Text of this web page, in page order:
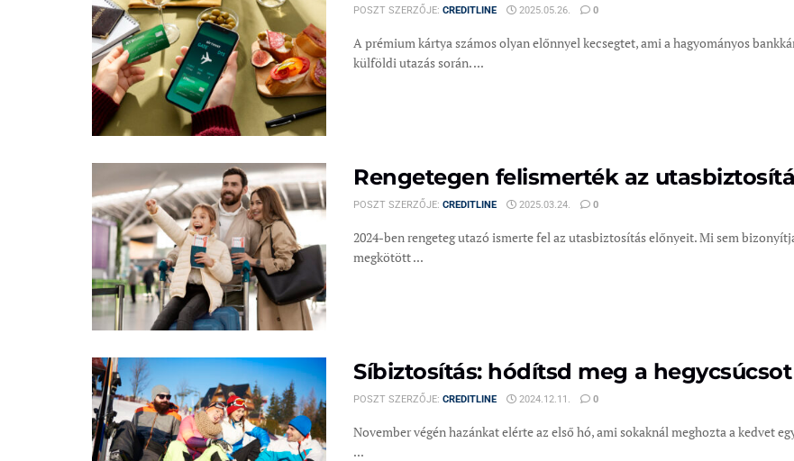
POSZT SZERZŐJE: CREDITLINE 2025.05.26. 0
A prémium kártya számos olyan előnnyel kecsegtet, ami a hagyományos
külföldi utazás során. ...
Rengetegen felismerték az
POSZT SZERZŐJE: CREDITLINE 2025.03.24. 0
2024-ben rengeteg utazó ismerte fel az utasbiztosítás előnyeit. Mi sem
megkötött ...
Síbiztosítás: hódítsd meg a
POSZT SZERZŐJE: CREDITLINE 2024.12.11. 0
November végén hazánkat elérte az első hó, ami sokaknál meghozta a kedvet
...